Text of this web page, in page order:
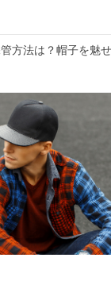
方法は？帽子を魅